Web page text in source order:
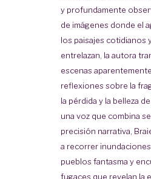
y profundamente
de imágenes donde el
los paisajes cotidianos
entrelazan, la autora
escenas
reflexiones sobre la
la pérdida y la belleza
una voz que combina
precisión narrativa,
a recorrer
pueblos fantasma y
fugaces que revelan la